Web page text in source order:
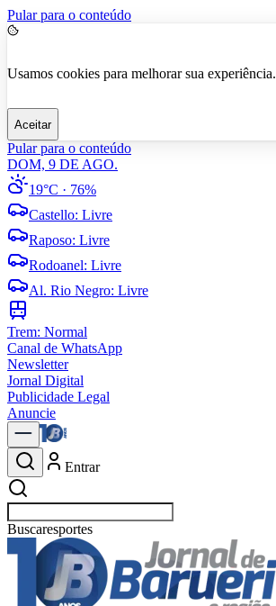
Pular para o conteúdo
Usamos cookies para melhorar sua experiência.
Aceitar
Pular para o conteúdo
DOM, 9 DE AGO.
19°C · 76%
Castello: Livre
Raposo: Livre
Rodoanel: Livre
Al. Rio Negro: Livre
Trem: Normal
Canal de WhatsApp
Newsletter
Jornal Digital
Publicidade Legal
Anuncie
Entrar
Buscarpolítica